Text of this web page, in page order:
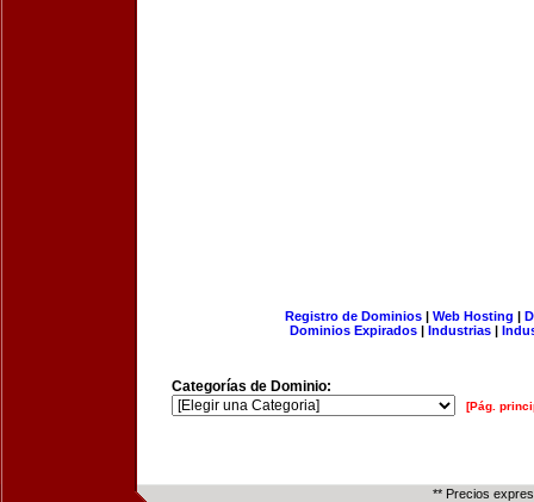
Registro de Dominios| Web Hosting |
Dominios Expirados | Industrias |
Categorías de Dominio:
[Pág.
** Precios